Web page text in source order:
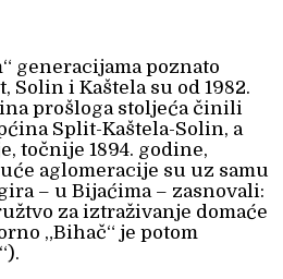
generacijama poznato
Solin i Kaštela su od 1982.
prošloga stoljeća činili
Split-Kaštela-Solin, a
točnije 1894. godine,
aglomeracije su uz samu
– u Bijaćima – zasnovali:
za iztraživanje domaće
„Bihač“ je potom